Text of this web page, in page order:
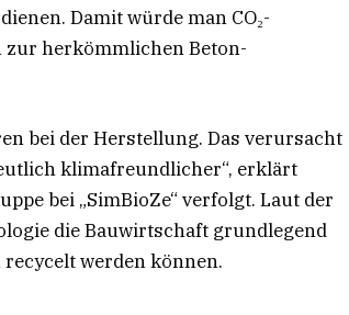
Damit würde man CO₂-
herkömmlichen Beton-
bei der Herstellung. Das verursacht
klimafreundlicher“, erklärt
bei „SimBioZe“ verfolgt. Laut der
die Bauwirtschaft grundlegend
werden können.